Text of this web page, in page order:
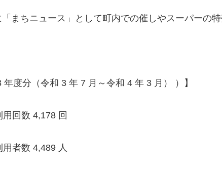
まちニュース」として町内での催しやスーパーの
年度分（令和 3 年 7 月～令和 4 年 3 月） ）】
用回数 4,178 回
用者数 4,489 人